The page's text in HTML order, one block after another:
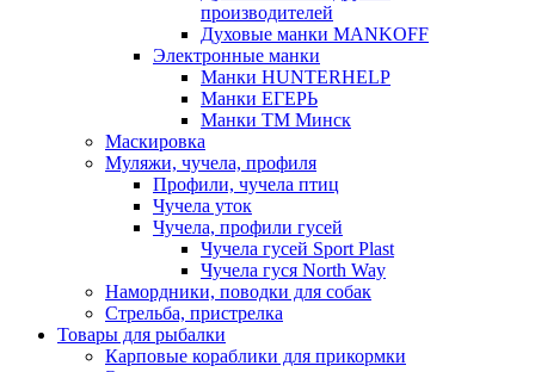
производителей
Духовые манки MANKOFF
Электронные манки
Манки HUNTERHELP
Манки ЕГЕРЬ
Манки ТМ Минск
Маскировка
Муляжи, чучела, профиля
Профили, чучела птиц
Чучела уток
Чучела, профили гусей
Чучела гусей Sport Plast
Чучела гуся North Way
Намордники, поводки для собак
Стрельба, пристрелка
Товары для рыбалки
Карповые кораблики для прикормки